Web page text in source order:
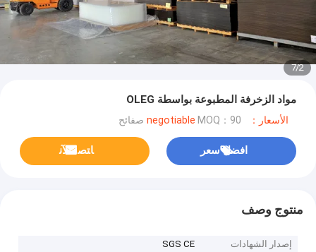
2
/
7
مواد الزخرفة المطبوعة بواسطة OLEG
الأسعار：negotiable MOQ：90 صفائح
افضل سعر ﺎﺘﺼﻟ ﺍﻶﻧ
منتوج وصف
إصدار الشهادات
SGS CE